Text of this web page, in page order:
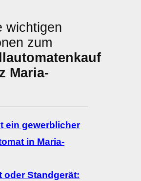
wichtigen
zum
Maria-
ein gewerblicher
in Maria-
Standgerät: